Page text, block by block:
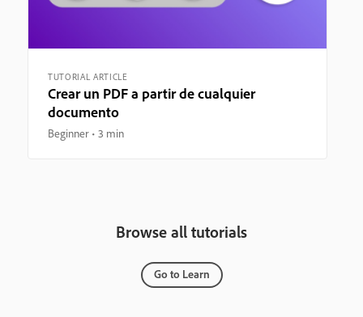
TUTORIAL ARTICLE
Crear un PDF a partir de cualquier
documento
Beginner 3 min
Browse all tutorials
Go to Learn